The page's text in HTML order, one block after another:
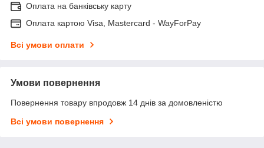
Оплата на банківську карту
Оплата картою Visa, Mastercard - WayForPay
Всі умови оплати
Умови повернення
Повернення товару впродовж 14 днів за домовленістю
Всі умови повернення